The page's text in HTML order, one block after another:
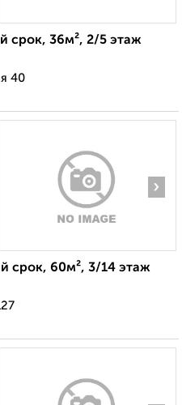
срок, 36м², 2/5 этаж
40
›
срок, 60м², 3/14 этаж